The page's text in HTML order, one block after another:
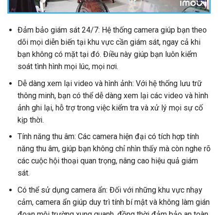
Đảm bảo giám sát 24/7: Hệ thống camera giúp bạn theo
dõi mọi diễn biến tại khu vực cần giám sát, ngay cả khi
bạn không có mặt tại đó. Điều này giúp bạn luôn kiểm
soát tình hình mọi lúc, mọi nơi.
Dễ dàng xem lại video và hình ảnh: Với hệ thống lưu trữ
thông minh, bạn có thể dễ dàng xem lại các video và hình
ảnh ghi lại, hỗ trợ trong việc kiểm tra và xử lý mọi sự cố
kịp thời.
Tính năng thu âm: Các camera hiện đại có tích hợp tính
năng thu âm, giúp bạn không chỉ nhìn thấy mà còn nghe rõ
các cuộc hội thoại quan trọng, nâng cao hiệu quả giám
sát.
Có thể sử dụng camera ẩn: Đối với những khu vực nhạy
cảm, camera ẩn giúp duy trì tính bí mật và không làm gián